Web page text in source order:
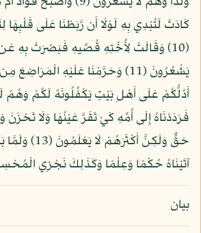
كَادَتْ لَتُبْدِي بِهِ لَوْلَا أَن رَّبَطْنَا عَلَى
(10) وَقَالَتْ لِأُخْتِهِ قُصِّيهِ فَبَصُرَتْ بِهِ
يَشْعُرُونَ (11) وَحَرَّمْنَا عَلَيْهِ
فَرَدَدْنَاهُ إِلَى أُمِّهِ كَيْ تَقَرَّ عَيْنُهَا وَلَا تَحْزَنَ
حَقٌّ وَلَكِنَّ
آتَيْنَاهُ حُكْمًا وَعِلْمًا وَكَذَلِكَ نَجْزِي
بيان